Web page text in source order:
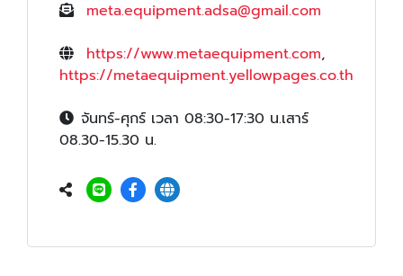
meta.equipment.adsa@gmail.com
https://www.metaequipment.com,
https://metaequipment.yellowpages.co.th
จันทร์-ศุกร์ เวลา 08:30-17:30 น.เสาร์
08.30-15.30 น.